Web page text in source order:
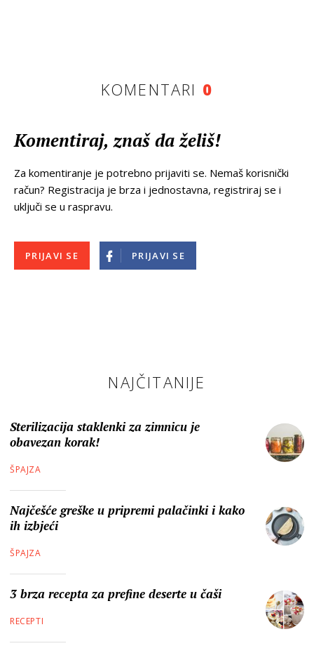
KOMENTARI 0
Komentiraj, znaš da želiš!
Za komentiranje je potrebno prijaviti se. Nemaš korisnički
račun? Registracija je brza i jednostavna, registriraj se i
uključi se u raspravu.
PRIJAVI SE PRIJAVI SE
NAJČITANIJE
Sterilizacija staklenki za zimnicu je
obavezan korak!
ŠPAJZA
Najčešće greške u pripremi palačinki i kako
ih izbjeći
ŠPAJZA
3 brza recepta za prefine deserte u čaši
RECEPTI